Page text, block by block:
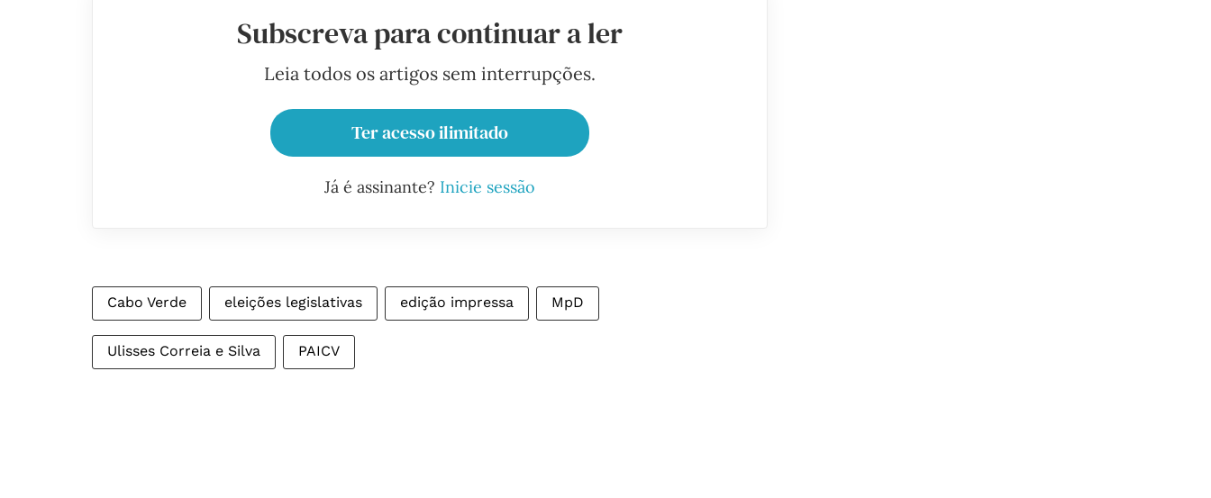
Subscreva para continuar a ler
Leia todos os artigos sem interrupções.
Ter acesso ilimitado
Já é assinante? Inicie sessão
Cabo Verde eleições legislativas edição impressa MpD
Ulisses Correia e Silva PAICV